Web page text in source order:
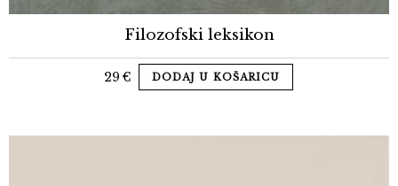
Filozofski leksikon
29 € DODAJ U KOŠARICU